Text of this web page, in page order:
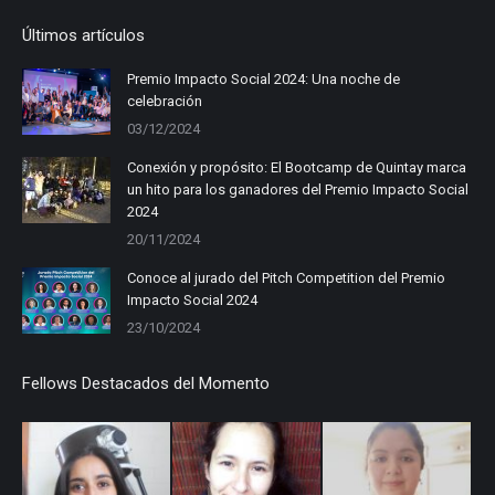
opens
in
new
window
opens
in
new
window
opens
in
new
window
Últimos artículos
Premio Impacto Social 2024: Una noche de
celebración
03/12/2024
Conexión y propósito: El Bootcamp de Quintay marca
un hito para los ganadores del Premio Impacto Social
2024
20/11/2024
Conoce al jurado del Pitch Competition del Premio
Impacto Social 2024
23/10/2024
Fellows Destacados del Momento